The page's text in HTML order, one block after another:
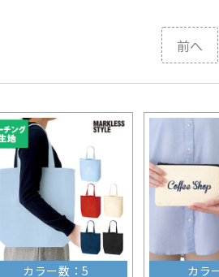
前へ
カラー数：5 カラ